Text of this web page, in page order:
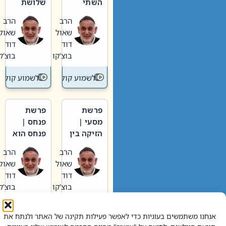
אנחנו משתמשים בעוגיות כדי לאפשר פעילות תקינה של האתר ולנתח את
וערב של
חיינו
הרב
שאול
דוד
בוצ'קו
לשמוע קול תורה – מדרש
האבות
הרב
שאול
דוד
בוצ'קו
לשמוע קול
פרשת
מסעי |
הזיקה בין
הגדול לעם הרב
שאול
דוד
בוצ'קו
לשמוע קול תורה – מדרש
פרשת
פנחס |
פנחס הוא
אליהו: בין
קנאות
הורסת
לקנאות
בונה
הרב
שאול
דוד
בוצ'קו
לשמוע קול